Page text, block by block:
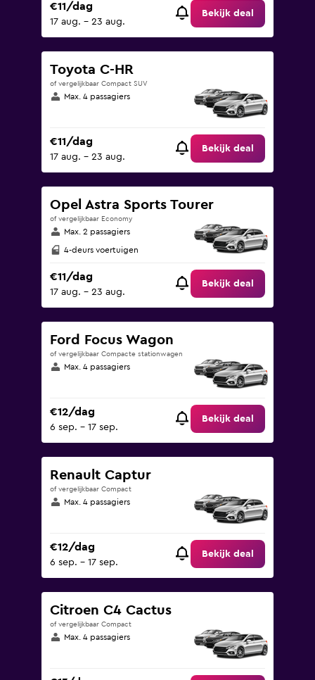
€11/dag
17 aug. - 23 aug.
Bekijk deal
Toyota C-HR
of vergelijkbaar Compact SUV
Max. 4 passagiers
€11/dag
17 aug. - 23 aug.
Bekijk deal
Opel Astra Sports Tourer
of vergelijkbaar Economy
Max. 2 passagiers
4-deurs voertuigen
€11/dag
17 aug. - 23 aug.
Bekijk deal
Ford Focus Wagon
of vergelijkbaar Compacte stationwagen
Max. 4 passagiers
€12/dag
6 sep. - 17 sep.
Bekijk deal
Renault Captur
of vergelijkbaar Compact
Max. 4 passagiers
€12/dag
6 sep. - 17 sep.
Bekijk deal
Citroen C4 Cactus
of vergelijkbaar Compact
Max. 4 passagiers